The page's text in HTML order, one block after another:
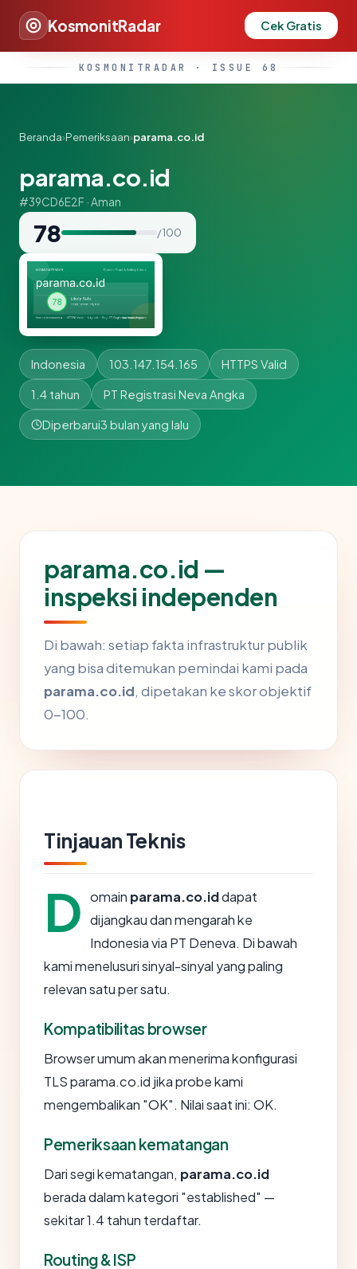
KosmonitRadar Cek Gratis
KOSMONITRADAR · ISSUE 68
Beranda›Pemeriksaan›parama.co.id
parama.co.id
#39CD6E2F · Aman
78 / 100
Indonesia 103.147.154.165 HTTPS Valid
1.4 tahun PT Registrasi Neva Angka
Diperbarui3 bulan yang lalu
parama.co.id —
inspeksi independen
Di bawah: setiap fakta infrastruktur publik
yang bisa ditemukan pemindai kami pada
parama.co.id, dipetakan ke skor objektif
0-100.
Tinjauan Teknis
D omain parama.co.iddapat
dijangkau dan mengarah ke
Indonesia via PT Deneva. Di bawah
kami menelusuri sinyal-sinyal yang paling
relevan satu per satu.
Kompatibilitas browser
Browser umum akan menerima konfigurasi
TLS parama.co.id jika probe kami
mengembalikan "OK". Nilai saat ini: OK.
Pemeriksaan kematangan
Dari segi kematangan, parama.co.id
berada dalam kategori "established" —
sekitar 1.4 tahun terdaftar.
Routing & ISP